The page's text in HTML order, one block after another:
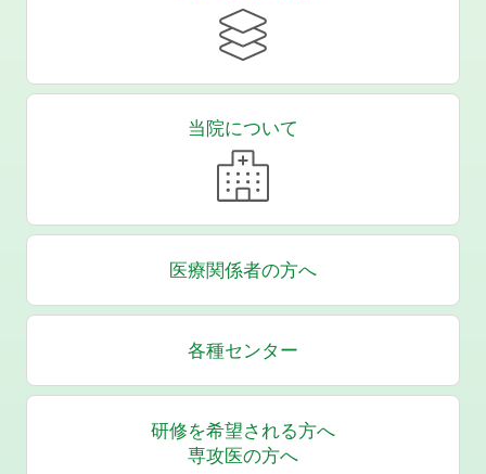
当院について
医療関係者の方へ
各種センター
研修を希望される方へ
専攻医の方へ